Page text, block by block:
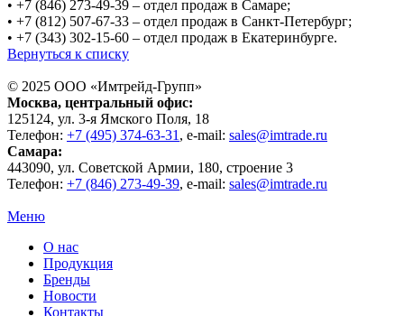
• +7 (846) 273-49-39 – отдел продаж в Самаре;
• +7 (812) 507-67-33 – отдел продаж в Санкт-Петербург;
• +7 (343) 302-15-60 – отдел продаж в Екатеринбурге.
Вернуться к списку
© 2025 ООО «Имтрейд-Групп»
Москва, центральный офис:
125124, ул. 3-я Ямского Поля, 18
Телефон: +7 (495) 374-63-31 , e-mail: sales@imtrade.ru
Самара:
443090, ул. Советской Армии, 180, строение 3
Телефон: +7 (846) 273-49-39, e-mail: sales@imtrade.ru
Меню
О нас
Продукция
Бренды
Новости
Контакты